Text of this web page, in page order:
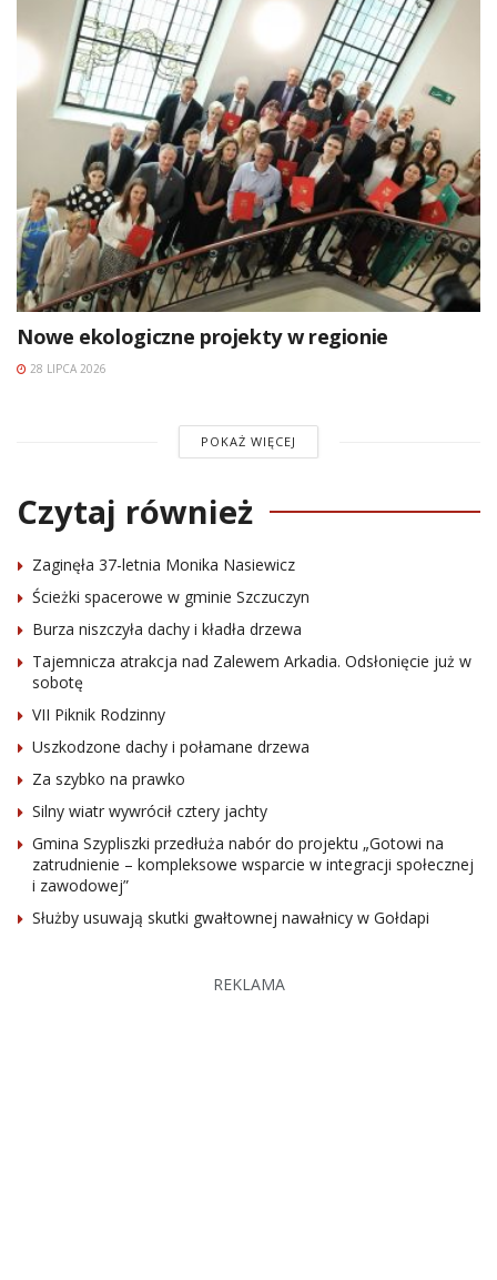
Nowe ekologiczne projekty w regionie
28 LIPCA 2026
POKAŻ WIĘCEJ
Czytaj również
Zaginęła 37-letnia Monika Nasiewicz
Ścieżki spacerowe w gminie Szczuczyn
Burza niszczyła dachy i kładła drzewa
Tajemnicza atrakcja nad Zalewem Arkadia. Odsłonięcie już w
sobotę
VII Piknik Rodzinny
Uszkodzone dachy i połamane drzewa
Za szybko na prawko
Silny wiatr wywrócił cztery jachty
Gmina Szypliszki przedłuża nabór do projektu „Gotowi na
zatrudnienie – kompleksowe wsparcie w integracji społecznej
i zawodowej”
Służby usuwają skutki gwałtownej nawałnicy w Gołdapi
REKLAMA